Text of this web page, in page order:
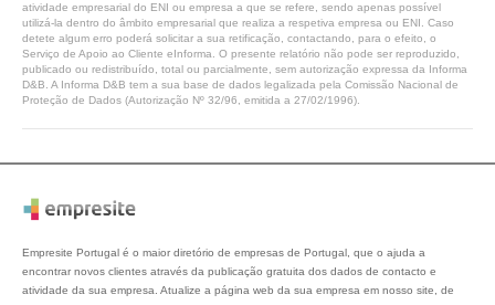
atividade empresarial do ENI ou empresa a que se refere, sendo apenas possível
utilizá-la dentro do âmbito empresarial que realiza a respetiva empresa ou ENI. Caso
detete algum erro poderá solicitar a sua retificação, contactando, para o efeito, o
Serviço de Apoio ao Cliente eInforma. O presente relatório não pode ser reproduzido,
publicado ou redistribuído, total ou parcialmente, sem autorização expressa da Informa
D&B. A Informa D&B tem a sua base de dados legalizada pela Comissão Nacional de
Proteção de Dados (Autorização Nº 32/96, emitida a 27/02/1996).
Empresite Portugal é o maior diretório de empresas de Portugal, que o ajuda a
encontrar novos clientes através da publicação gratuita dos dados de contacto e
atividade da sua empresa. Atualize a página web da sua empresa em nosso site, de